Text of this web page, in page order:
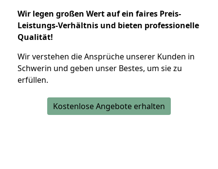
Wir legen großen Wert auf ein faires Preis-
Leistungs-Verhältnis und bieten professionelle
Qualität!
Wir verstehen die Ansprüche unserer Kunden in
Schwerin und geben unser Bestes, um sie zu
erfüllen.
Kostenlose Angebote erhalten